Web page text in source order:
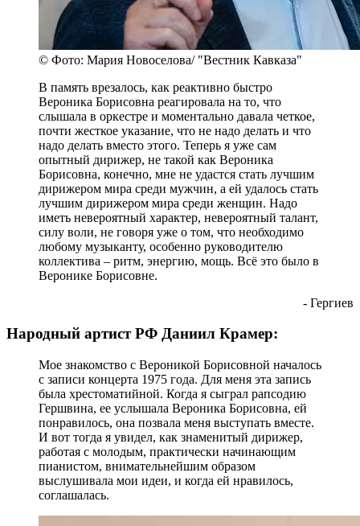
© Фото: Мария Новоселова/ "Вестник Кавказа"
В память врезалось, как реактивно быстро
Вероника Борисовна реагировала на то, что
слышала в оркестре и моментально давала четкое,
почти жесткое указание, что не надо делать и что
надо делать вместо этого. Теперь я уже сам
опытный дирижер, не такой как Вероника
Борисовна, конечно, мне не удастся стать лучшим
дирижером мира среди мужчин, а ей удалось стать
лучшим дирижером мира среди женщин. Надо
иметь невероятный характер, невероятный талант,
силу воли, не говоря уже о том, что необходимо
любому музыканту, особенно руководителю
коллектива – ритм, энергию, мощь. Всё это было в
Веронике Борисовне.
- Гергиев
Народный артист РФ Даниил Крамер:
Мое знакомство с Вероникой Борисовной началось
с записи концерта 1975 года. Для меня эта запись
была хрестоматийной. Когда я сыграл рапсодию
Гершвина, ее услышала Вероника Борисовна, ей
понравилось, она позвала меня выступать вместе.
И вот тогда я увидел, как знаменитый дирижер,
работая с молодым, практически начинающим
пианистом, внимательнейшим образом
выслушивала мои идеи, и когда ей нравилось,
соглашалась.